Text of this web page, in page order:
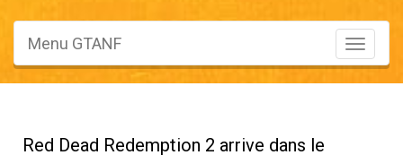
Toggle
Menu GTANF
Red Dead Redemption 2 arrive dans le